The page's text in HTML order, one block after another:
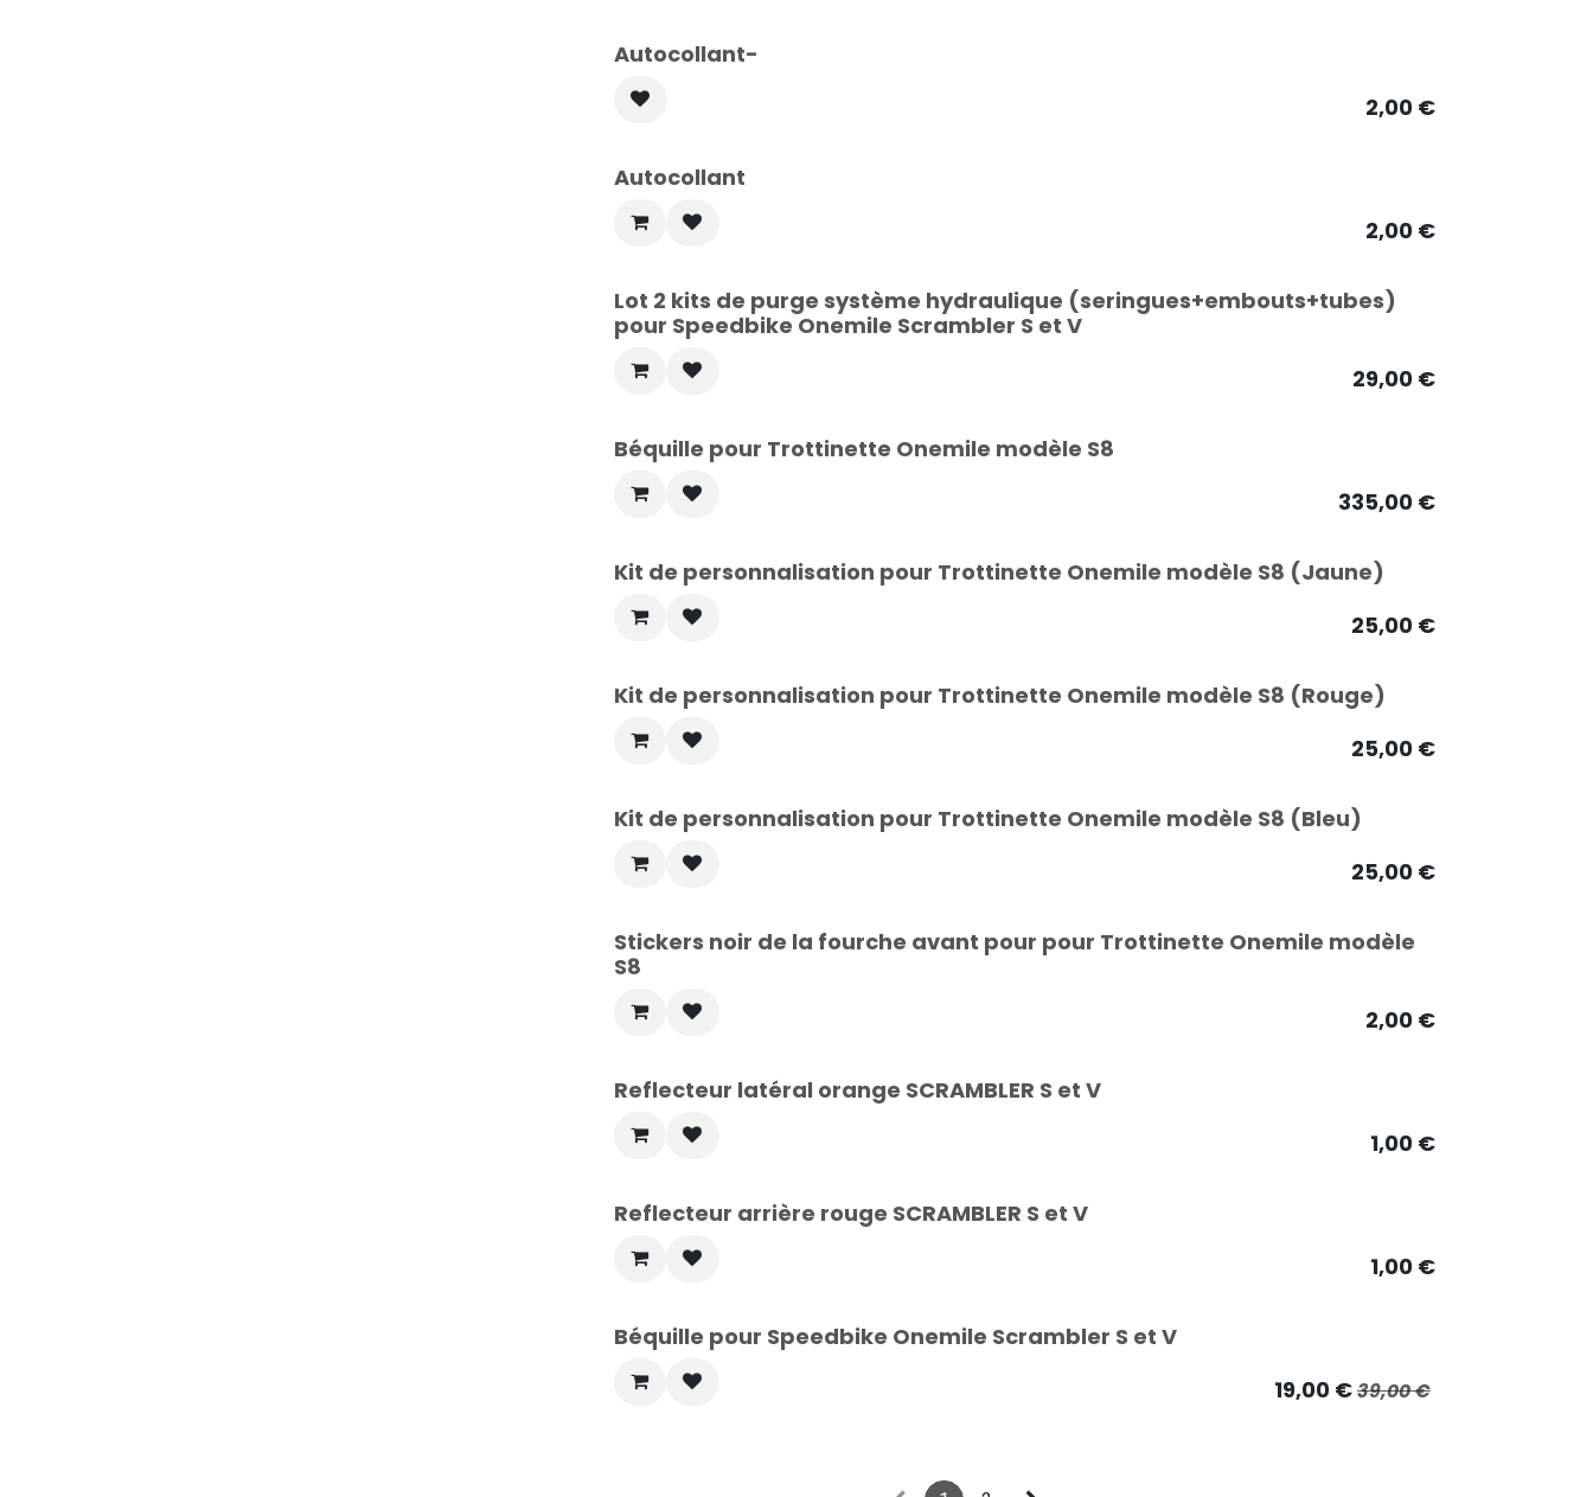
Autocollant-
2,00€
Autocollant
2,00€
Lot 2 kits de purge système hydraulique (seringues+embouts+tubes)
pour Speedbike Onemile Scrambler S et V
29,00€
Béquille pour Trottinette Onemile modèle S8
335,00€
Kit de personnalisation pour Trottinette Onemile modèle S8 (Jaune)
25,00€
Kit de personnalisation pour Trottinette Onemile modèle S8 (Rouge)
25,00€
Kit de personnalisation pour Trottinette Onemile modèle S8 (Bleu)
25,00€
Stickers noir de la fourche avant pour pour Trottinette Onemile modèle
S8
2,00€
Reflecteur latéral orange SCRAMBLER S et V
1,00€
Reflecteur arrière rouge SCRAMBLER S et V
1,00€
Béquille pour Speedbike Onemile Scrambler S et V
19,00€39,00€